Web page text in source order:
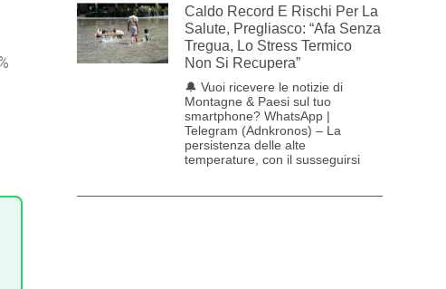
Caldo Record E Rischi Per La
Salute, Pregliasco: “Afa Senza
Tregua, Lo Stress Termico
Non Si Recupera”
🔔 Vuoi ricevere le notizie di
Montagne & Paesi sul tuo
smartphone? WhatsApp |
Telegram (Adnkronos) – La
persistenza delle alte
temperature, con il susseguirsi